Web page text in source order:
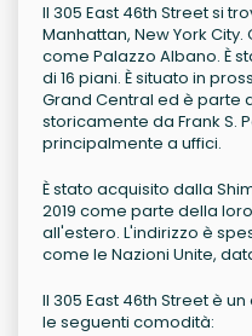
Il 305 East 46th Street si
Manhattan, New York
come Palazzo Albano. È
di 16 piani. È situato in
Grand Central ed è parte
storicamente da Frank S.
principalmente a uffici.
È stato acquisito dalla
2019 come parte della
all'estero. L'indirizzo è
come le Nazioni Unite,
Il 305 East 46th Street è
le seguenti comodità: